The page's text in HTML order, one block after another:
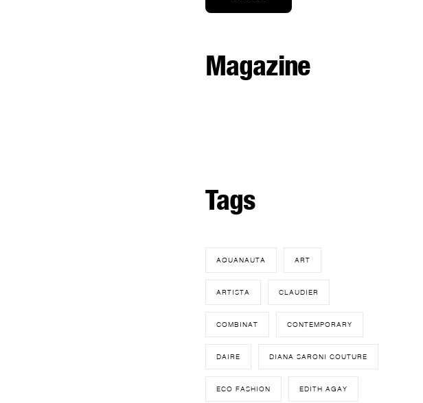
Magazine
Tags
AQUANAUTA ART
ARTISTA CLAUDIER
COMBINAT CONTEMPORARY
DAIRE DIANA SARONI COUTURE
ECO FASHION EDITH AGAY